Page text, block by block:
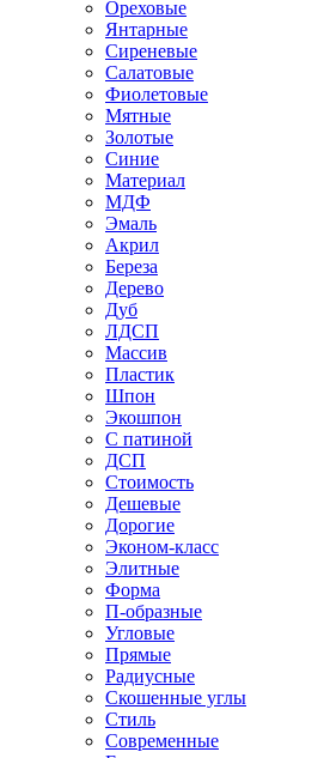
Ореховые
Янтарные
Сиреневые
Салатовые
Фиолетовые
Мятные
Золотые
Синие
Материал
МДФ
Эмаль
Акрил
Береза
Дерево
Дуб
ЛДСП
Массив
Пластик
Шпон
Экошпон
С патиной
ДСП
Стоимость
Дешевые
Дорогие
Эконом-класс
Элитные
Форма
П-образные
Угловые
Прямые
Радиусные
Скошенные углы
Стиль
Современные